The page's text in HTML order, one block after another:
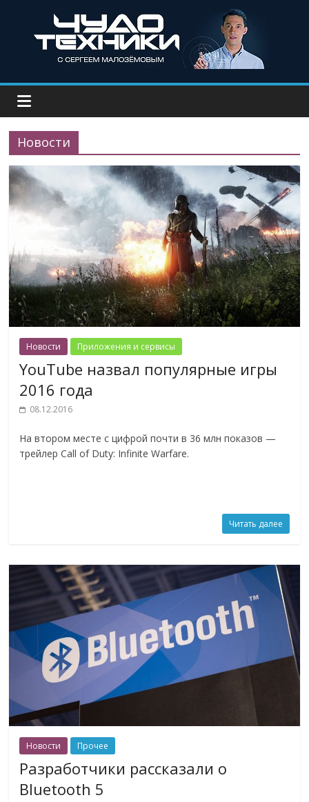
Новости
Новости Приложения и сервисы
YouTube назвал популярные игры
2016 года
08.12.2016
На втором месте с цифрой почти в 36 млн показов —
трейлер Call of Duty: Infinite Warfare.
Читать далее
Новости Прочее
Разработчики рассказали о
Bluetooth 5